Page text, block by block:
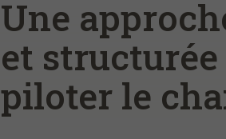
Une
et
piloter le